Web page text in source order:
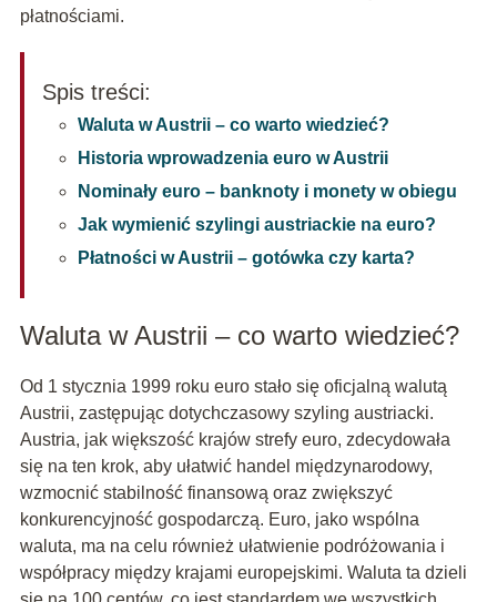
płatnościami.
Spis treści:
Waluta w Austrii – co warto wiedzieć?
Historia wprowadzenia euro w Austrii
Nominały euro – banknoty i monety w obiegu
Jak wymienić szylingi austriackie na euro?
Płatności w Austrii – gotówka czy karta?
Waluta w Austrii – co warto wiedzieć?
Od 1 stycznia 1999 roku euro stało się oficjalną walutą
Austrii, zastępując dotychczasowy szyling austriacki.
Austria, jak większość krajów strefy euro, zdecydowała
się na ten krok, aby ułatwić handel międzynarodowy,
wzmocnić stabilność finansową oraz zwiększyć
konkurencyjność gospodarczą. Euro, jako wspólna
waluta, ma na celu również ułatwienie podróżowania i
współpracy między krajami europejskimi. Waluta ta dzieli